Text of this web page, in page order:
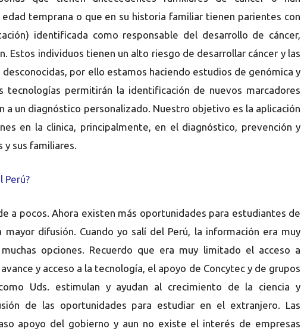
temprana o que en su historia familiar tienen parientes con
identificada como responsable del desarrollo de cáncer,
Estos individuos tienen un alto riesgo de desarrollar cáncer y las
desconocidas, por ello estamos haciendo estudios de genómica y
tecnologías permitirán la identificación de nuevos marcadores
a un diagnóstico personalizado. Nuestro objetivo es la aplicación
en la clinica, principalmente, en el diagnóstico, prevención y
sus familiares.
Perú?
a pocos. Ahora existen más oportunidades para estudiantes de
difusión. Cuando yo salí del Perú, la información era muy
opciones. Recuerdo que era muy limitado el acceso a
y acceso a la tecnología, el apoyo de Concytec y de grupos
Uds. estimulan y ayudan al crecimiento de la ciencia y
de las oportunidades para estudiar en el extranjero. Las
apoyo del gobierno y aun no existe el interés de empresas